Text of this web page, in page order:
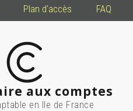
Plan d'accès FAQ
aux comptes
en Ile de France